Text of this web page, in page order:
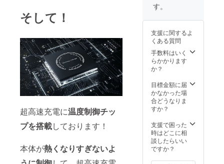
そして！
超高速充電に温度制御チッ
プを搭載しております！
本体が熱くなりすぎないよ
る場合
ます。
す。
支援に関するよ
くある質問
手数料はいく
らかかります
か？
目標金額に届
かなかった場
合どうなりま
すか？
支援で困った
時はどこに相
談したらいい
ですか？